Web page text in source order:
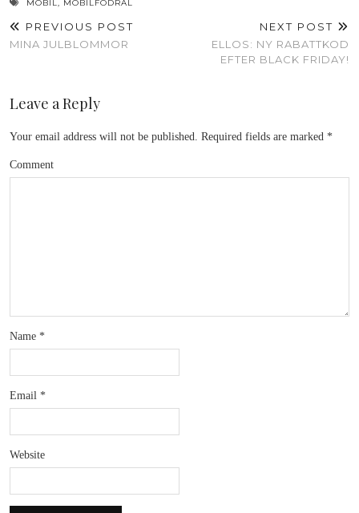
MOBIL, MOBILFODRAL
PREVIOUS POST
MINA JULBLOMMOR
NEXT POST
ELLOS: NY RABATTKOD
EFTER BLACK FRIDAY!
Leave a Reply
Your email address will not be published. Required fields are marked *
Comment
Name *
Email *
Website